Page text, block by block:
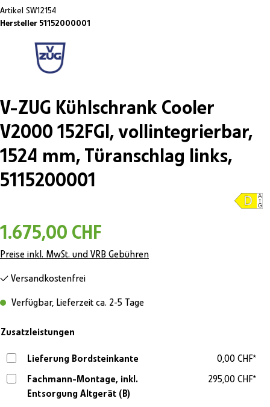
Artikel SW12154
Hersteller 51152000001
V-ZUG Kühlschrank Cooler
V2000 152FGI, vollintegrierbar,
1524 mm, Türanschlag links,
5115200001
1.675,00 CHF
Preise inkl. MwSt. und VRB Gebühren
Versandkostenfrei
Verfügbar, Lieferzeit ca. 2-5 Tage
Zusatzleistungen
Lieferung Bordsteinkante 0,00 CHF*
Fachmann-Montage, inkl.
Entsorgung Altgerät (B)
295,00 CHF*